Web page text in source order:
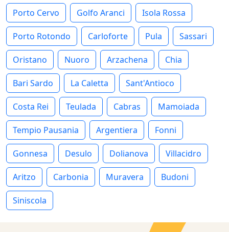
Porto Cervo Golfo Aranci Isola Rossa
Porto Rotondo Carloforte Pula Sassari
Oristano Nuoro Arzachena Chia
Bari Sardo La Caletta Sant'Antioco
Costa Rei Teulada Cabras Mamoiada
Tempio Pausania Argentiera Fonni
Gonnesa Desulo Dolianova Villacidro
Aritzo Carbonia Muravera Budoni
Siniscola